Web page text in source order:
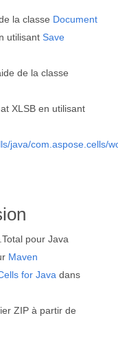
la classe Document
utilisant Save
de la classe
XLSB en utilisant
java/com.aspose.cells/
pour Java
Maven
for Java dans
ZIP à partir de